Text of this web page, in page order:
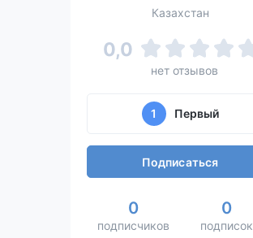
Казахстан
0,0
нет отзывов
1 Первый
Подписаться
0
подписчиков
0
подписок